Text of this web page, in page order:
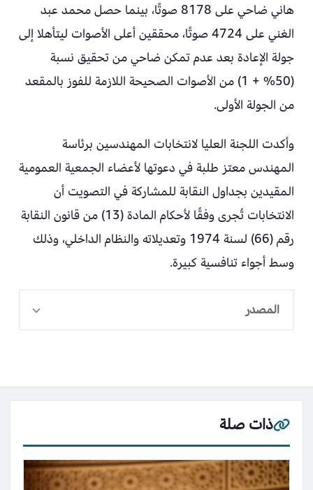
هاني ضاحي على 8178 صوتًا، بينما حصل محمد عبد
الغني على 4724 صوتًا، محققين أعلى الأصوات ليتأهلا إلى
جولة الإعادة بعد عدم تمكن ضاحي من تحقيق نسبة
(50% + 1) من الأصوات الصحيحة اللازمة للفوز بالمقعد
من الجولة الأولى.
وأكدت اللجنة العليا لانتخابات المهندسين برئاسة
المهندس معتز طلبة في دعوتها لأعضاء الجمعية العمومية
المقيدين بجداول النقابة للمشاركة في التصويت أن
الانتخابات تُجرى وفقًا لأحكام المادة (13) من قانون النقابة
رقم (66) لسنة 1974 وتعديلاته والنظام الداخلي، وذلك
وسط أجواء تنافسية كبيرة.
المصدر
ذات صلة